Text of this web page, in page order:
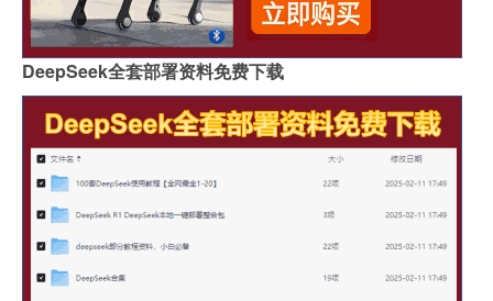
DeepSeek全套部署资料免费下载